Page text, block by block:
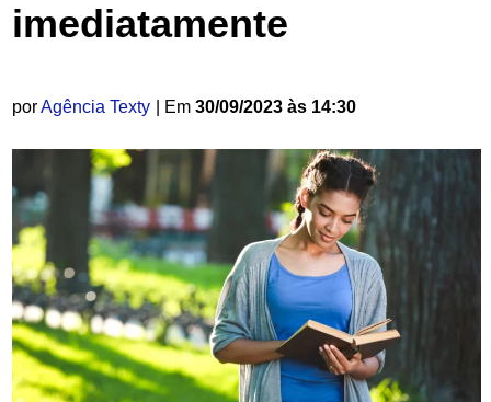
imediatamente
porAgência Texty | Em 30/09/2023 às 14:30